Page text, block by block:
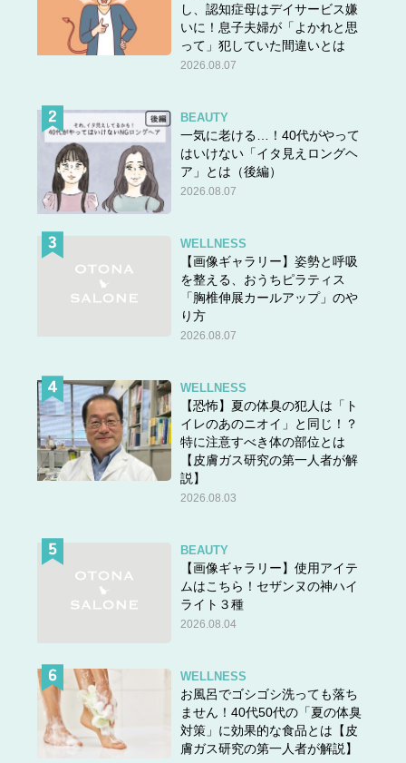
し、認知症母はデイサービス嫌
いに！息子夫婦が「よかれと思
って」犯していた間違いとは
2026.08.07
BEAUTY
一気に老ける…！40代がやって
はいけない「イタ見えロングヘ
ア」とは（後編）
2026.08.07
WELLNESS
【画像ギャラリー】姿勢と呼吸
を整える、おうちピラティス
「胸椎伸展カールアップ」のや
り方
2026.08.07
WELLNESS
【恐怖】夏の体臭の犯人は「ト
イレのあのニオイ」と同じ！？
特に注意すべき体の部位とは
【皮膚ガス研究の第一人者が解
説】
2026.08.03
BEAUTY
【画像ギャラリー】使用アイテ
ムはこちら！セザンヌの神ハイ
ライト３種
2026.08.04
WELLNESS
お風呂でゴシゴシ洗っても落ち
ません！40代50代の「夏の体臭
対策」に効果的な食品とは【皮
膚ガス研究の第一人者が解説】